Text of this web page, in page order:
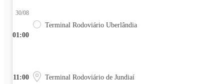
01:00
30/08
Terminal Rodoviário Uberlândia
11:00 Terminal Rodoviário de Jundiaí